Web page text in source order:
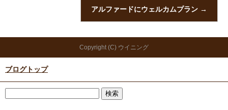
アルファードにウェルカムプラン →
Copyright (C) ウイニング
ブログトップ